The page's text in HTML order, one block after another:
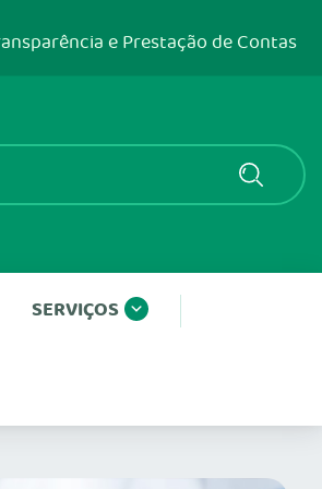
e Prestação de Contas
SERVIÇOS